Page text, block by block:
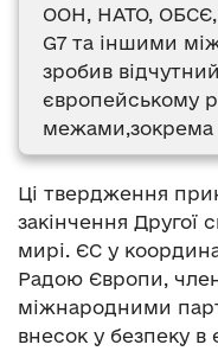
ООН, НАТО,
G7 та іншими
зробив
європейському
межами,зокрема
Ці твердження
закінчення Другої
мирі. ЄС у
Радою Європи,
міжнародними
внесок у безпеку в